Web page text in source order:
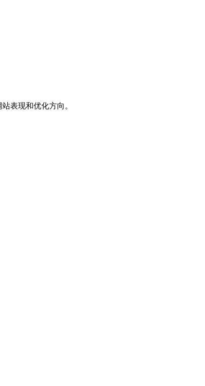
表现和优化方向。